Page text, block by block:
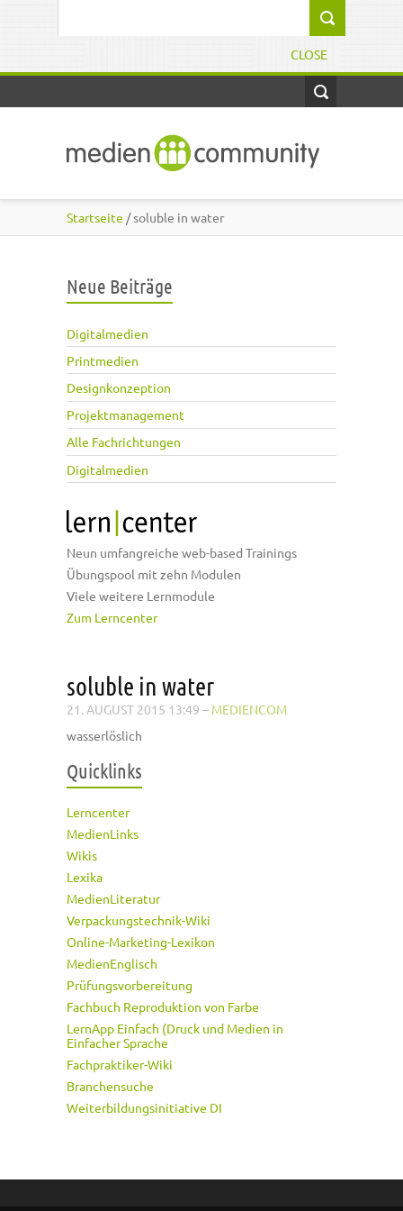
CLOSE
Startseite / soluble in water
Neue Beiträge
Digitalmedien
Printmedien
Designkonzeption
Projektmanagement
Alle Fachrichtungen
Digitalmedien
Neun umfangreiche web-based Trainings
Übungspool mit zehn Modulen
Viele weitere Lernmodule
Zum Lerncenter
soluble in water
21. AUGUST 2015 13:49 – MEDIENCOM
wasserlöslich
Quicklinks
Lerncenter
MedienLinks
Wikis
Lexika
MedienLiteratur
Verpackungstechnik-Wiki
Online-Marketing-Lexikon
MedienEnglisch
Prüfungsvorbereitung
Fachbuch Reproduktion von Farbe
LernApp Einfach (Druck und Medien in
Einfacher Sprache
Fachpraktiker-Wiki
Branchensuche
Weiterbildungsinitiative DI